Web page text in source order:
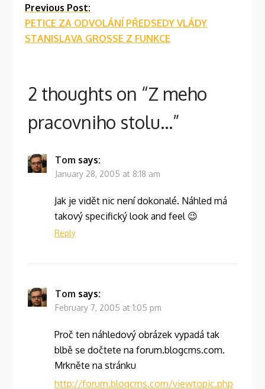
Previous Post:
PETICE ZA ODVOLÁNÍ PŘEDSEDY VLÁDY
STANISLAVA GROSSE Z FUNKCE
2 thoughts on “Z meho
pracovniho stolu…”
Tom says:
January 28, 2005 at 8:18 am
Jak je vidět nic není dokonalé. Náhled má
takový specifický look and feel 😉
Reply
Tom says:
February 7, 2005 at 1:05 pm
Proč ten náhledový obrázek vypadá tak
blbě se dočtete na forum.blogcms.com.
Mrkněte na stránku
http://forum.blogcms.com/viewtopic.php